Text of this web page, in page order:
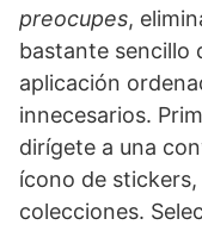
preocupes,
bastante sencillo
aplicación
innecesarios.
dirígete a una
ícono de
colecciones.